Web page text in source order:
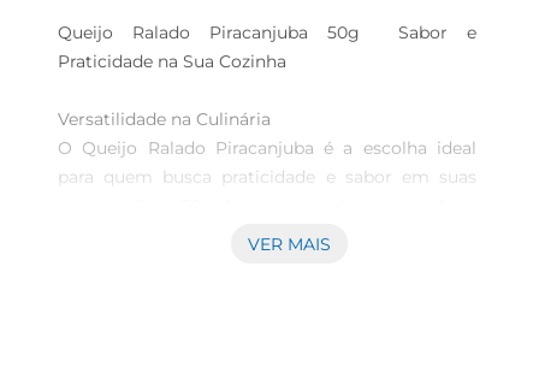
Queijo Ralado Piracanjuba 50g  Sabor e
Praticidade na Sua Cozinha
Versatilidade na Culinária
O Queijo Ralado Piracanjuba é a escolha ideal
para quem busca praticidade e sabor em suas
para adicionar um toqueespecial a pratos como
VER MAIS